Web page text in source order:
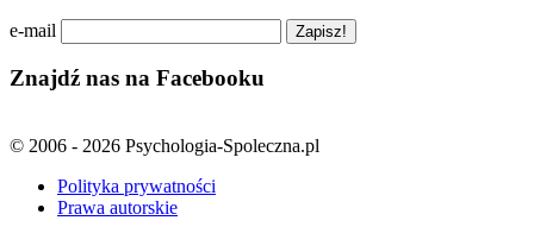
e-mail
Znajdź nas na Facebooku
© 2006 - 2026 Psychologia-Spoleczna.pl
Polityka prywatności
Prawa autorskie